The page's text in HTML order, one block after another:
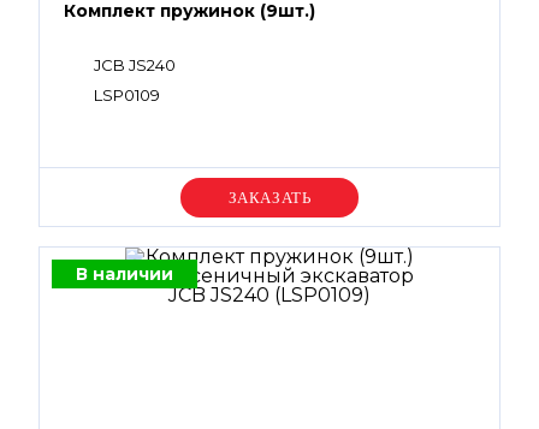
Комплект пружинок (9шт.)
JCB JS240
LSP0109
Уточняйте цену
В наличии